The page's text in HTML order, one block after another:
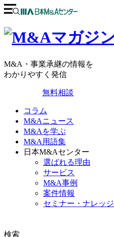
M&A・事業承継の情報を
わかりやすく発信
無料相談
コラム
M&Aニュース
M&Aを学ぶ
M&A用語集
日本M&Aセンター
選ばれる理由
サービス
M&A事例
案件情報
セミナー・ナレッジ
検索